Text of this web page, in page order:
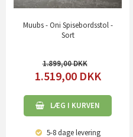
Muubs - Oni Spisebordsstol -
Sort
1.899,00
1.519,00 DKK
LÆG I KURVEN
5-8 dagelevering